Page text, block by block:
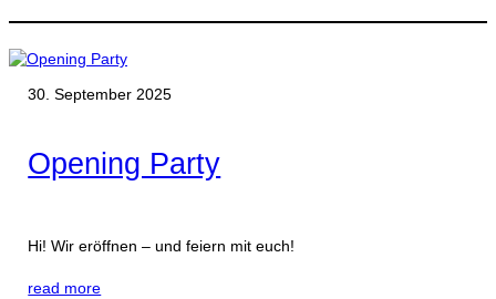
30. September 2025
Opening Party
Hi! Wir eröffnen – und feiern mit euch!
read more